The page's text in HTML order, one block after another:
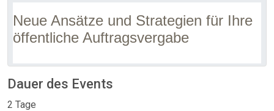
Neue Ansätze und Strategien für Ihre
öffentliche Auftragsvergabe
Dauer des Events
2 Tage